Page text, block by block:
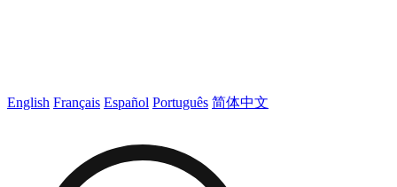
English Français Español Português 简体中文